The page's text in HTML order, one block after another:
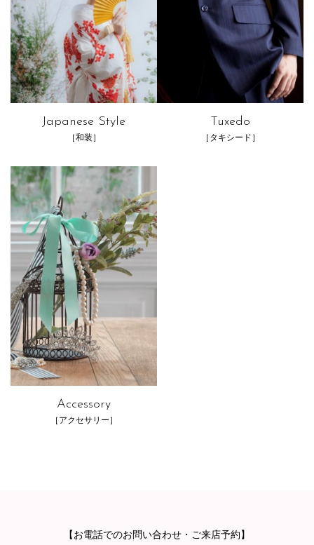
Japanese Style
［和装］
Tuxedo
［タキシード］
Accessory
［アクセサリー］
【お電話でのお問い合わせ・ご来店予約】